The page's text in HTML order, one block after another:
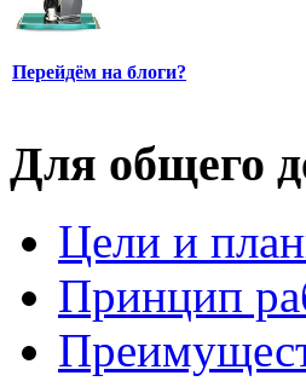
Перейдём на блоги?
Для общего
Цели и
Принцип